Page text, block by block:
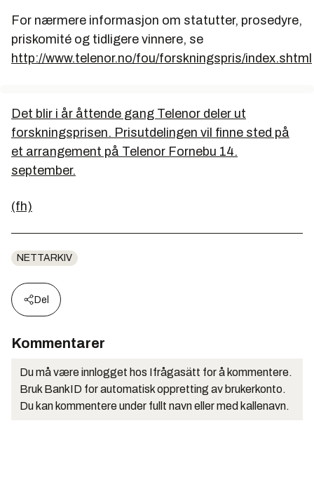
For nærmere informasjon om statutter, prosedyre,
priskomité og tidligere vinnere, se
http://www.telenor.no/fou/forskningspris/index.shtml
Det blir i år åttende gang Telenor deler ut
forskningsprisen. Prisutdelingen vil finne sted på
et arrangement på Telenor Fornebu 14.
september.
(fh)
NETTARKIV
Del
Kommentarer
Du må være innlogget hos Ifrågasätt for å kommentere.
Bruk BankID for automatisk oppretting av brukerkonto.
Du kan kommentere under fullt navn eller med kallenavn.